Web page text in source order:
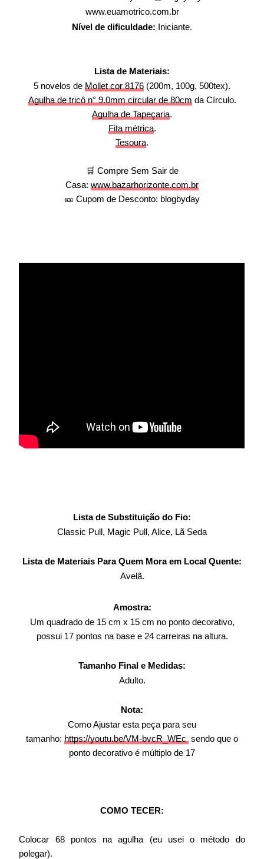
www.euamotrico.com.br
Nível de dificuldade: Iniciante.
Lista de Materiais:
5 novelos de Mollet cor 8176 (200m, 100g, 500tex).
Agulha de tricô n° 9.0mm circular de 80cm da Círculo.
Agulha de Tapeçaria.
Fita métrica.
Tesoura.
🛒 Compre Sem Sair de
Casa: www.bazarhorizonte.com.br
🎫 Cupom de Desconto: blogbyday
Lista de Substituição do Fio:
Classic Pull, Magic Pull, Alice, Lã Seda
Lista de Materiais Para Quem Mora em Local Quente:
Avelã.
Amostra:
Um quadrado de 15 cm x 15 cm no ponto decorativo,
possui 17 pontos na base e 24 carreiras na altura.
Tamanho Final e Medidas:
Adulto.
Nota:
Como Ajustar esta peça para seu
tamanho: https://youtu.be/VM-bvcR_WEc sendo que o
ponto decorativo é múltiplo de 17
COMO TECER:
Colocar 68 pontos na agulha (eu usei o método do
polegar).